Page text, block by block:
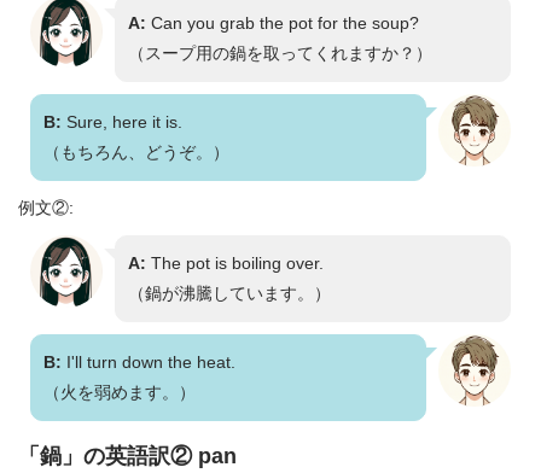
A: Can you grab the pot for the soup?
（スープ用の鍋を取ってくれますか？）
B: Sure, here it is.
（もちろん、どうぞ。）
例文②:
A: The pot is boiling over.
（鍋が沸騰しています。）
B: I'll turn down the heat.
（火を弱めます。）
「鍋」の英語訳② pan